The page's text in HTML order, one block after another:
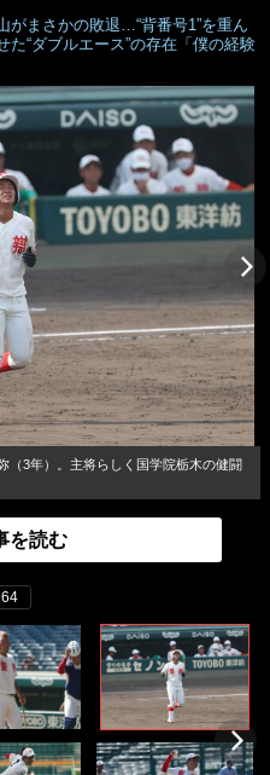
がまさかの敗退…“背番号1”を重ん
た“ダブルエース”の存在「僕の経験
（3年）。主将らしく国学院栃木の健闘
を読む